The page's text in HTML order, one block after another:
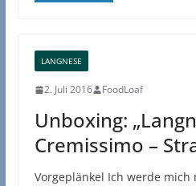
LANGNESE
2. Juli 2016 FoodLoaf
Unboxing:
Cremissimo –
Vorgeplänkel Ich werde mich